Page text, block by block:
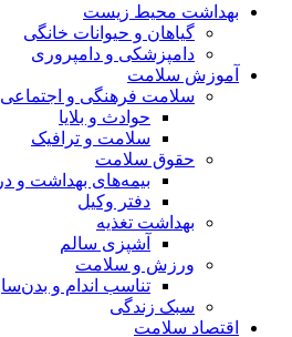
بهداشت محیط زیست
گیاهان و حیوانات خانگی
دامپزشکی و دامپروری
آموزش سلامت
سلامت فرهنگی و اجتماعی
حوادث و بلایا
سلامت و ترافیک
حقوق سلامت
بیمه‌های بهداشت و
دفتر وکیل
بهداشت تغذیه
آشپزی سالم
ورزش و سلامت
تناسب اندام و
سبک زندگی
اقتصاد سلامت